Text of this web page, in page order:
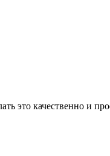
это качественно и